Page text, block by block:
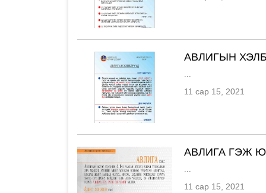
АВЛИГЫН
...
11 сар 15, 2021
АВЛИГА ГЭЖ
...
11 сар 15, 2021